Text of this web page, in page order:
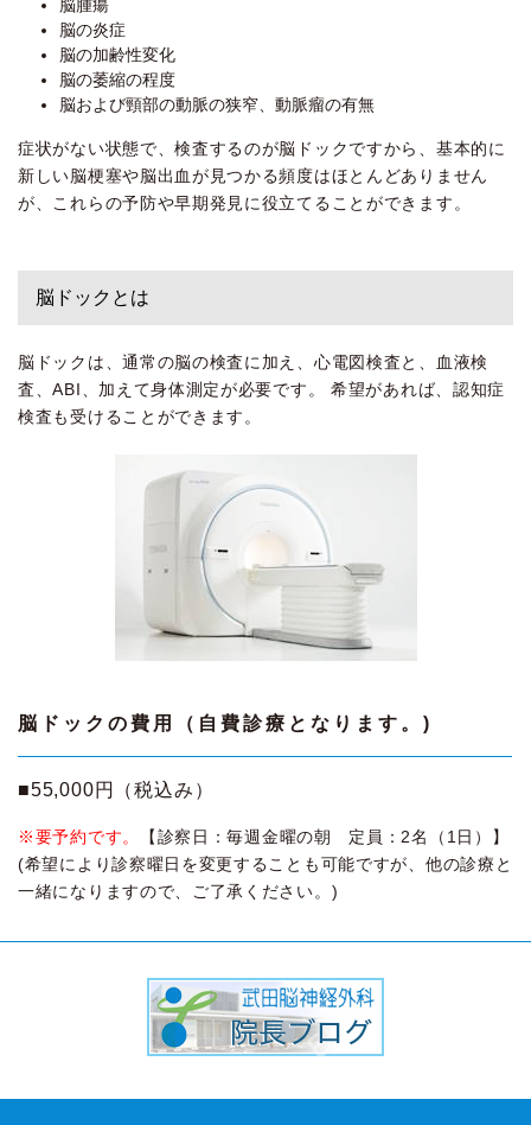
脳腫瘍
脳の炎症
脳の加齢性変化
脳の萎縮の程度
脳および頸部の動脈の狭窄、動脈瘤の有無
症状がない状態で、検査するのが脳ドックですから、基本的に
新しい脳梗塞や脳出血が見つかる頻度はほとんどありません
が、これらの予防や早期発見に役立てることができます。
脳ドックとは
脳ドックは、通常の脳の検査に加え、心電図検査と、血液検
査、ABI、加えて身体測定が必要です。 希望があれば、認知症
検査も受けることができます。
脳ドックの費用（自費診療となります。)
■55,000円（税込み）
※要予約です。
【診察日：毎週金曜の朝 定員：2名（1日）】
(希望により診察曜日を変更することも可能ですが、他の診療と
一緒になりますので、ご了承ください。)